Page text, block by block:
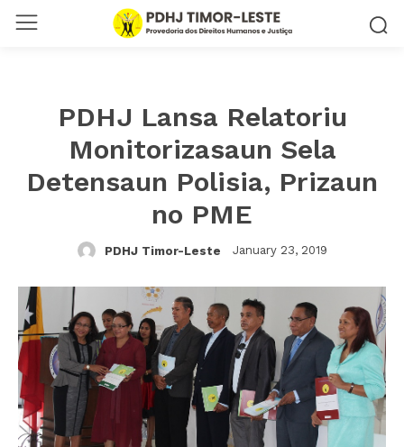
PDHJ Lansa Relatoriu
Monitorizasaun Sela
Detensaun Polisia, Prizaun
no PME
PDHJ Timor-Leste January 23, 2019